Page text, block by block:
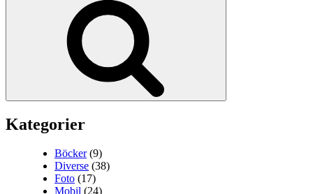
Kategorier
Böcker(9)
Diverse (38)
Foto (17)
Mobil (24)